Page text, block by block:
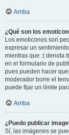
Arriba
¿Qué son los
Los emoticonos son
expresar un
mientras que :( denota
en el formulario de
pues pueden hacer
moderador borre el
puede fijar un límite
Arriba
¿Puedo publicar
Sí, las imágenes se